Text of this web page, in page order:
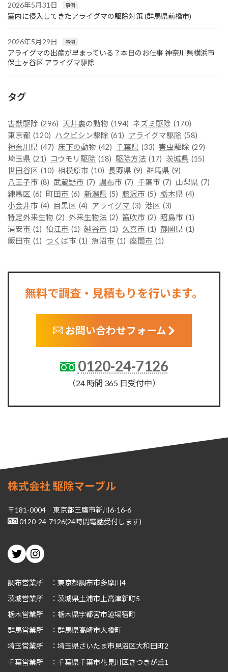
2026年5月31日 事例
室内に侵入してきたアライグマの駆除対策 (群馬県前橋市)
2026年5月29日 事例
アライグマの出産が早まっている？本日のお仕事 神奈川県横浜市
保土ヶ谷区 アライグマ駆除
タグ
害獣駆除 (296) 天井裏の動物 (194) ネズミ駆除 (170)
東京都 (120) ハクビシン駆除 (61) アライグマ駆除 (58)
神奈川県 (47) 床下の動物 (42) 千葉県 (33) 害虫駆除 (29)
埼玉県 (21) コウモリ駆除 (18) 駆除方法 (17) 茨城県 (15)
世田谷区 (10) 相模原市 (10) 長野県 (9) 群馬県 (9)
八王子市 (8) 武蔵野市 (7) 調布市 (7) 千葉市 (7) 山梨県 (7)
練馬区 (6) 町田市 (6) 新潟県 (5) 藤沢市 (5) 栃木県 (4)
小金井市 (4) 目黒区 (4) アライグマ (3) 港区 (3)
特定外来生物 (2) 外来生物法 (2) 笛吹市 (2) 昭島市 (1)
浦安市 (1) 狛江市 (1) 越谷市 (1) 久喜市 (1) 静岡県 (1)
飯田市 (1) つくば市 (1) 魚沼市 (1) 座間市 (1)
無料で調査・見積もりを行います。
お問い合わせフォーム
0120-24-7126
（24 時間 365 日受付中）
株式会社 駆除マーブル
〒181-0004 東京都三鷹市新川6-16-6
0120-24-7126(24時間電話受付します)
TwitterInstagram
調布営業所 ：東京都調布市多摩川4
茨城営業所 ：茨城県土浦市上高津新町5
栃木営業所 ：栃木県宇都宮市道場宿町
群馬営業所 ：群馬県高崎市大橋町
埼玉営業所 ：埼玉県さいたま市見沼区大和田町2
千葉営業所 ：千葉県千葉市花見川区さつきが丘1